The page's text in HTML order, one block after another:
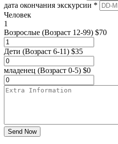
дата окончания экскурсии *
Человек
1
Возрослые (Возраст 12-99) $70
Дети (Возраст 6-11) $35
младенец (Возраст 0-5) $0
Send Now